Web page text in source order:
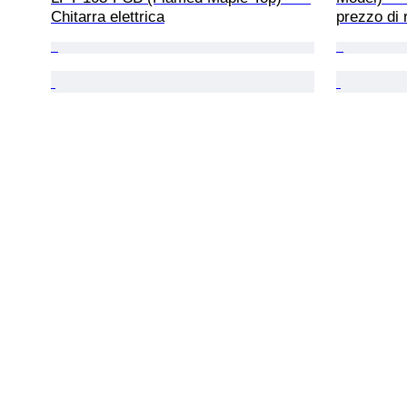
Chitarra elettrica
prezzo di